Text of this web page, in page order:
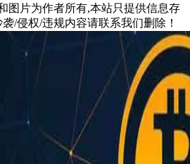
图片为作者所有,本站只提供信息存
/侵权/违规内容请联系我们删除！